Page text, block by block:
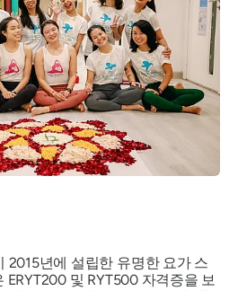
2015년에 설립한 유명한 요가 스
ERYT200 및 RYT500 자격증을 보